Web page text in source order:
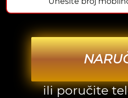
ili poručite